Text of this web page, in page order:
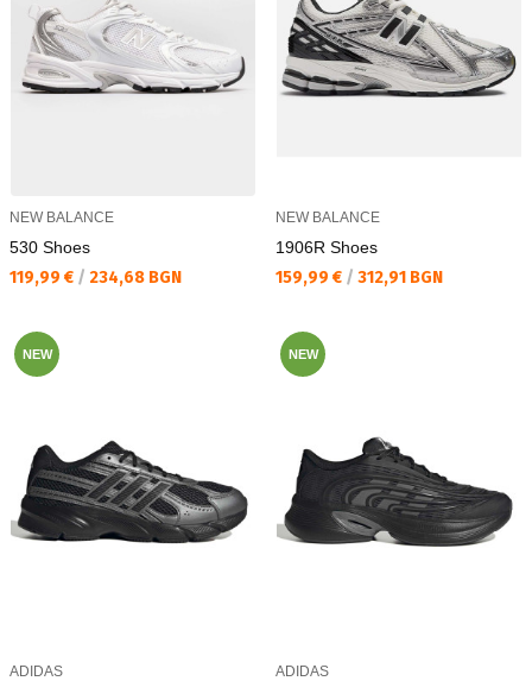
NEW BALANCE
530 Shoes
Текуща цена:
119,99 € / 234,68 BGN
NEW BALANCE
1906R Shoes
Текуща цена:
159,99 € / 312,91 BGN
NEW
ADIDAS
NEW
ADIDAS